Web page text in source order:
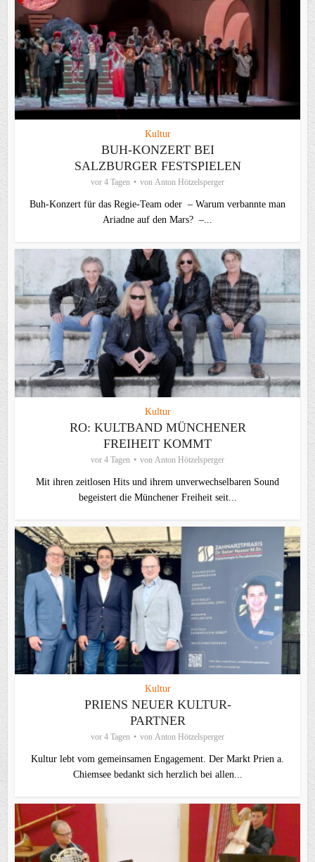
Kultur
BUH-KONZERT BEI
SALZBURGER FESTSPIELEN
vor 4 Tagen von Anton Hötzelsperger
Buh-Konzert für das Regie-Team oder – Warum verbannte man
Ariadne auf den Mars? –...
Kultur
RO: KULTBAND MÜNCHENER
FREIHEIT KOMMT
vor 4 Tagen von Anton Hötzelsperger
Mit ihren zeitlosen Hits und ihrem unverwechselbaren Sound
begeistert die Münchener Freiheit seit...
Kultur
PRIENS NEUER KULTUR-
PARTNER
vor 4 Tagen von Anton Hötzelsperger
Kultur lebt vom gemeinsamen Engagement. Der Markt Prien a.
Chiemsee bedankt sich herzlich bei allen...